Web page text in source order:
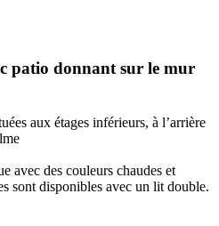
patio donnant sur le mur
aux étages inférieurs, à l’arrière
avec des couleurs chaudes et
sont disponibles avec un lit double.